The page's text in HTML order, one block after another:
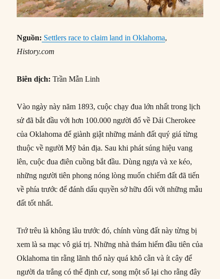
Nguồn: Settlers race to claim land in Oklahoma,
History.com
Biên dịch: Trần Mẫn Linh
Vào ngày này năm 1893, cuộc chạy đua lớn nhất trong lịch
sử đã bắt đầu với hơn 100.000 người đổ về Dải Cherokee
của Oklahoma để giành giật những mảnh đất quý giá từng
thuộc về người Mỹ bản địa. Sau khi phát súng hiệu vang
lên, cuộc đua điên cuồng bắt đầu. Dùng ngựa và xe kéo,
những người tiên phong nóng lòng muốn chiếm đất đã tiến
về phía trước để đánh dấu quyền sở hữu đối với những mẫu
đất tốt nhất.
Trớ trêu là không lâu trước đó, chính vùng đất này từng bị
xem là sa mạc vô giá trị. Những nhà thám hiểm đầu tiên của
Oklahoma tin rằng lãnh thổ này quá khô cằn và ít cây để
người da trắng có thể định cư, song một số lại cho rằng đây